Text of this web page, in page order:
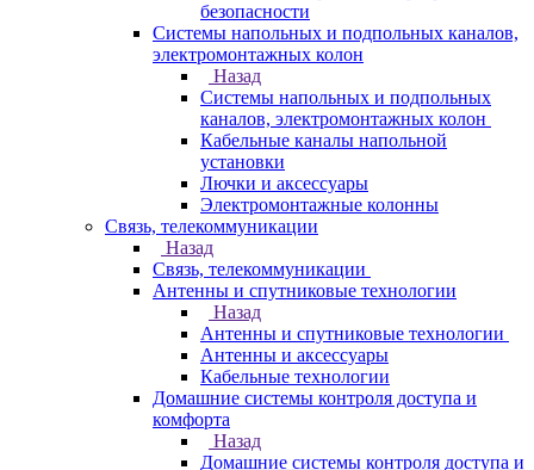
безопасности
Системы напольных и подпольных каналов,
электромонтажных колон
Назад
Системы напольных и подпольных
каналов, электромонтажных колон
Кабельные каналы напольной
установки
Лючки и аксессуары
Электромонтажные колонны
Связь, телекоммуникации
Назад
Связь, телекоммуникации
Антенны и спутниковые технологии
Назад
Антенны и спутниковые технологии
Антенны и аксессуары
Кабельные технологии
Домашние системы контроля доступа и
комфорта
Назад
Домашние системы контроля доступа и